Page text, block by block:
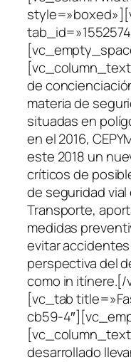
de
materia de
situadas en
en el 2016,
este 2018 un
críticos de
de seguridad
Transporte,
medidas
evitar
perspectiva del
como in
[vc_tab
cb59-
desarrollado